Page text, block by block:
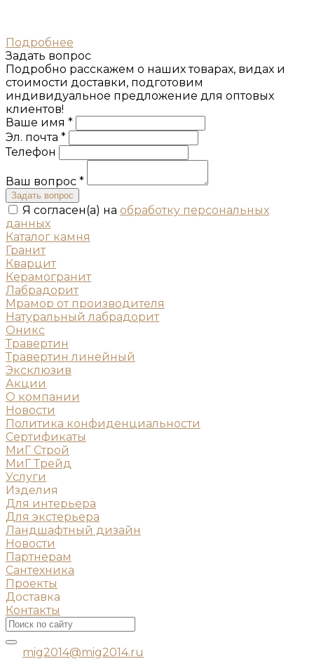
Подробнее
Задать вопрос
Подробно расскажем о наших товарах, видах и
стоимости доставки, подготовим
индивидуальное предложение для оптовых
клиентов!
Ваше имя *
Эл. почта *
Телефон
Ваш вопрос *
Задать вопрос
Я согласен(а) на обработку персональных
данных
Каталог камня
Гранит
Кварцит
Керамогранит
Лабрадорит
Мрамор от производителя
Натуральный лабрадорит
Оникс
Травертин
Травертин линейный
Эксклюзив
Акции
О компании
Новости
Политика конфиденциальности
Сертификаты
МиГ Строй
МиГ Трейд
Услуги
Изделия
Для интерьера
Для экстерьера
Ландшафтный дизайн
Новости
Партнерам
Сантехника
Проекты
Доставка
Контакты
mig2014@mig2014.ru